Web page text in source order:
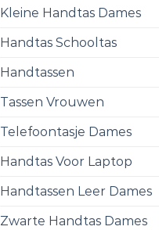
Kleine Handtas Dames
Handtas Schooltas
Handtassen
Tassen Vrouwen
Telefoontasje Dames
Handtas Voor Laptop
Handtassen Leer Dames
Zwarte Handtas Dames